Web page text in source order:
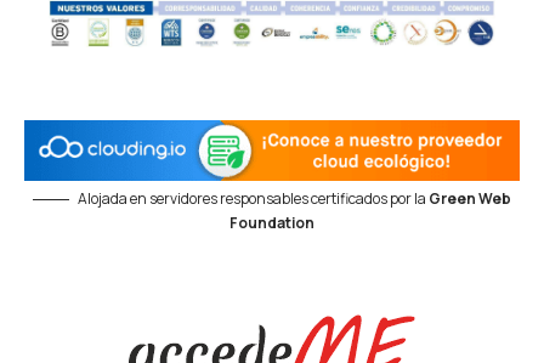
Alojada en servidores responsables certificados por la Green Web
Foundation